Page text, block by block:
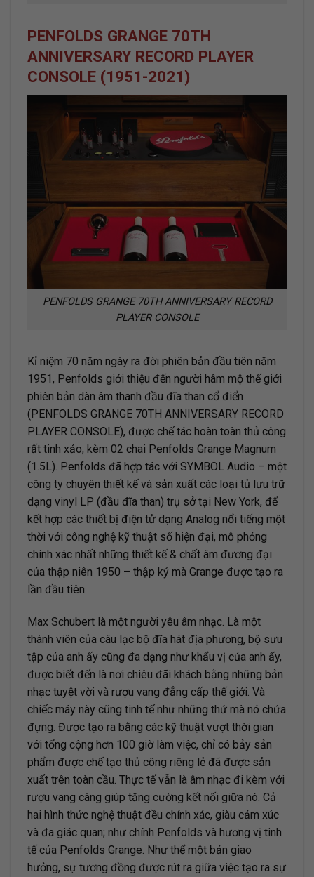
PENFOLDS GRANGE 70TH
ANNIVERSARY RECORD PLAYER
CONSOLE (1951-2021)
PENFOLDS GRANGE 70TH ANNIVERSARY RECORD
PLAYER CONSOLE
Kỉ niệm 70 năm ngày ra đời phiên bản đầu tiên năm
1951, Penfolds giới thiệu đến người hâm mộ thế giới
phiên bản dàn âm thanh đầu đĩa than cổ điển
(PENFOLDS GRANGE 70TH ANNIVERSARY RECORD
PLAYER CONSOLE), được chế tác hoàn toàn thủ công
rất tinh xảo, kèm 02 chai Penfolds Grange Magnum
(1.5L). Penfolds đã hợp tác với SYMBOL Audio – một
công ty chuyên thiết kế và sản xuất các loại tủ lưu trữ
dạng vinyl LP (đầu đĩa than) trụ sở tại New York, để
kết hợp các thiết bị điện tử dạng Analog nổi tiếng một
thời với công nghệ kỹ thuật số hiện đại, mô phỏng
chính xác nhất những thiết kế & chất âm đương đại
của thập niên 1950 – thập kỷ mà Grange được tạo ra
lần đầu tiên.
Max Schubert là một người yêu âm nhạc. Là một
thành viên của câu lạc bộ đĩa hát địa phương, bộ sưu
tập của anh ấy cũng đa dạng như khẩu vị của anh ấy,
được biết đến là nơi chiêu đãi khách bằng những bản
nhạc tuyệt vời và rượu vang đẳng cấp thế giới. Và
chiếc máy này cũng tinh tế như những thứ mà nó chứa
đựng. Được tạo ra bằng các kỹ thuật vượt thời gian
với tổng cộng hơn 100 giờ làm việc, chỉ có bảy sản
phẩm được chế tạo thủ công riêng lẻ đã được sản
xuất trên toàn cầu. Thực tế vẫn là âm nhạc đi kèm với
rượu vang càng giúp tăng cường kết nối giữa nó. Cả
hai hình thức nghệ thuật đều chính xác, giàu cảm xúc
và đa giác quan; như chính Penfolds và hương vị tinh
tế của Penfolds Grange. Như thể một bản giao
hưởng, sự tương đồng được rút ra giữa việc tạo ra sự